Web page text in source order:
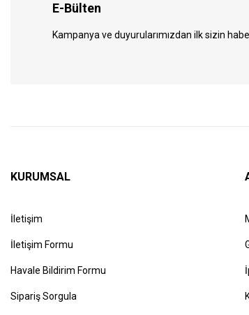
E-Bülten
Kampanya ve duyurularımızdan ilk sizin
KURUMSAL
İletişim
İletişim Formu
Havale Bildirim Formu
Sipariş Sorgula